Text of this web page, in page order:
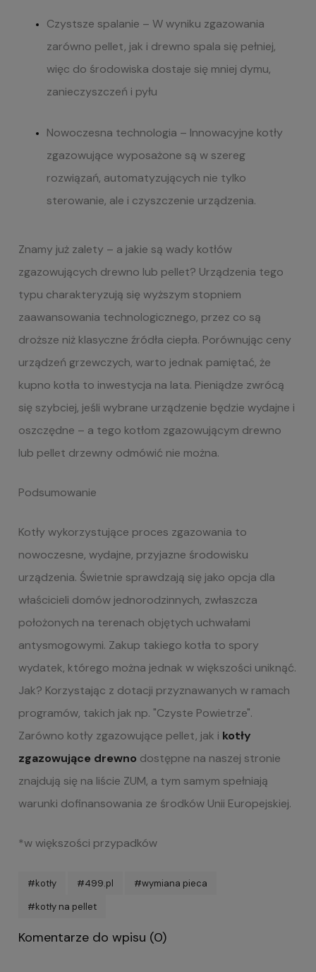
Czystsze spalanie – W wyniku zgazowania
zarówno pellet, jak i drewno spala się pełniej,
więc do środowiska dostaje się mniej dymu,
zanieczyszczeń i pyłu
Nowoczesna technologia – Innowacyjne kotły
zgazowujące wyposażone są w szereg
rozwiązań, automatyzujących nie tylko
sterowanie, ale i czyszczenie urządzenia.
Znamy już zalety – a jakie są wady kotłów
zgazowujących drewno lub pellet? Urządzenia tego
typu charakteryzują się wyższym stopniem
zaawansowania technologicznego, przez co są
droższe niż klasyczne źródła ciepła. Porównując ceny
urządzeń grzewczych, warto jednak pamiętać, że
kupno kotła to inwestycja na lata. Pieniądze zwrócą
się szybciej, jeśli wybrane urządzenie będzie wydajne i
oszczędne – a tego kotłom zgazowującym drewno
lub pellet drzewny odmówić nie można.
Podsumowanie
Kotły wykorzystujące proces zgazowania to
nowoczesne, wydajne, przyjazne środowisku
urządzenia. Świetnie sprawdzają się jako opcja dla
właścicieli domów jednorodzinnych, zwłaszcza
położonych na terenach objętych uchwałami
antysmogowymi. Zakup takiego kotła to spory
wydatek, którego można jednak w większości uniknąć.
Jak? Korzystając z dotacji przyznawanych w ramach
programów, takich jak np. "Czyste Powietrze".
Zarówno kotły zgazowujące pellet, jak i kotły
zgazowujące drewno dostępne na naszej stronie
znajdują się na liście ZUM, a tym samym spełniają
warunki dofinansowania ze środków Unii Europejskiej.
*w większości przypadków
#kotły #499.pl
#wymiana pieca
#kotły na pellet
Komentarze do wpisu (0)